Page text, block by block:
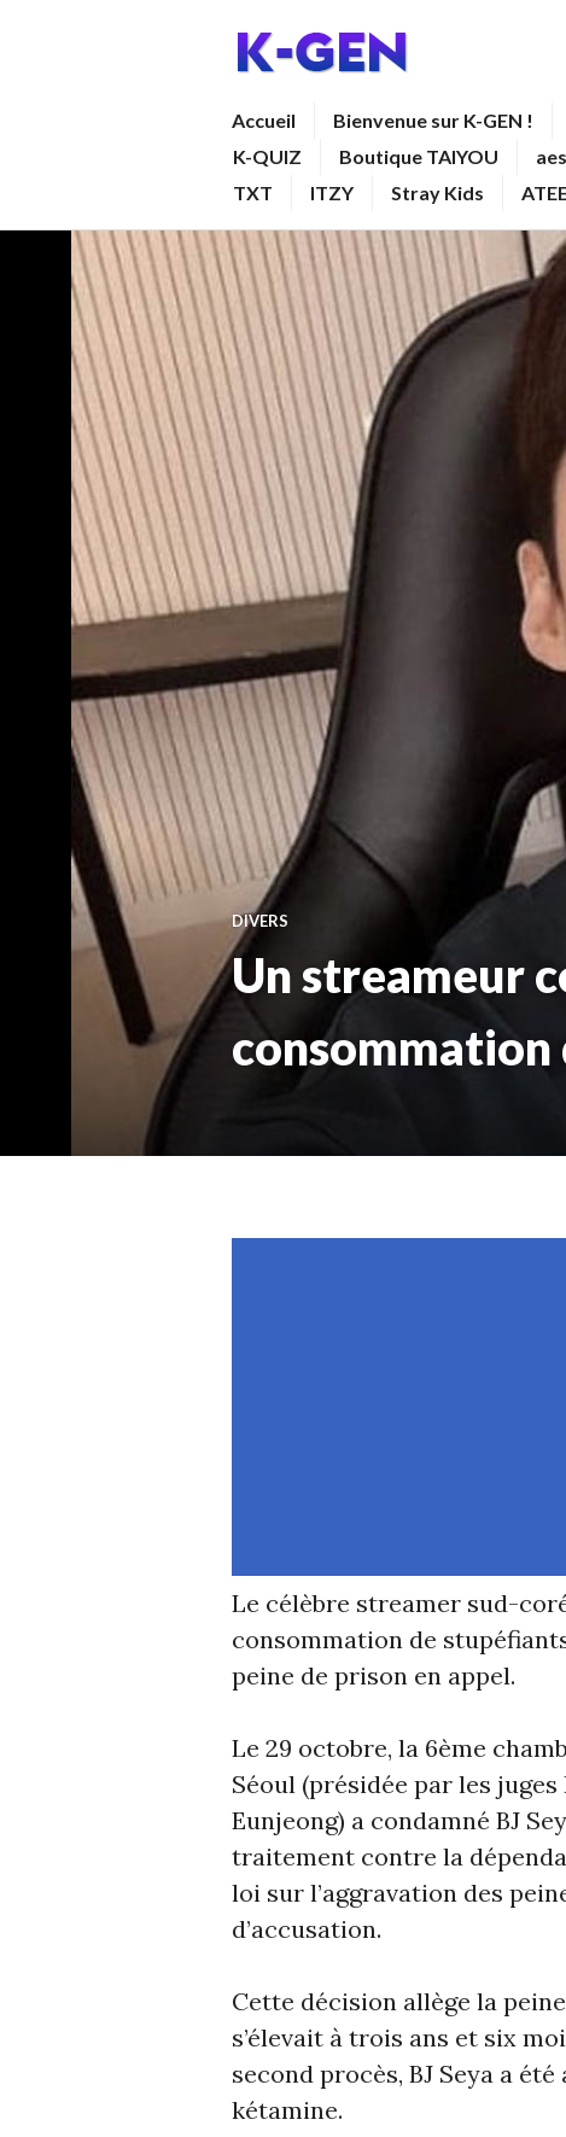
Accueil Bienvenue sur K-GEN !
K-QUIZ
Boutique TAIYOU
TXT
ITZY Stray Kids
DIVERS
Un streameur
consommation
Le célèbre streamer sud-
consommation de
peine de prison en appel.
Le 29 octobre, la 6ème
Séoul (présidée par les juges
Eunjeong) a condamné BJ
traitement contre la
loi sur l’aggravation des
d’accusation.
Cette décision allège la
s’élevait à trois ans et six
second procès, BJ Seya a
kétamine.